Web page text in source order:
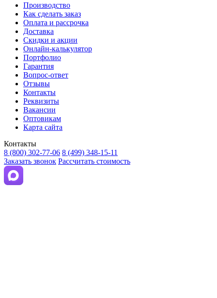
Производство
Как сделать заказ
Оплата и рассрочка
Доставка
Скидки и акции
Онлайн-калькулятор
Портфолио
Гарантия
Вопрос-ответ
Отзывы
Контакты
Реквизиты
Вакансии
Оптовикам
Карта сайта
Контакты
8 (800) 302-77-06 8 (499) 348-15-11
Заказать звонок Рассчитать стоимость